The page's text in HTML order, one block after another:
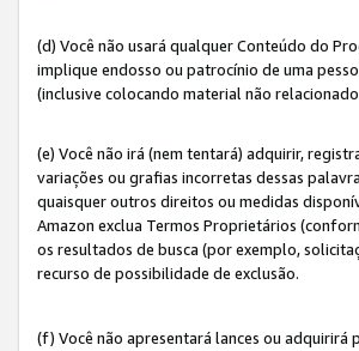
(d) Você não usará qualquer Conteúdo do
implique endosso ou patrocínio de uma
(inclusive colocando material não
(e) Você não irá (nem tentará) adquirir,
variações ou grafias incorretas dessas
quaisquer outros direitos ou medidas
Amazon exclua Termos Proprietários
os resultados de busca (por exemplo,
recurso de possibilidade de exclusão.
(f) Você não apresentará lances ou adquirirá